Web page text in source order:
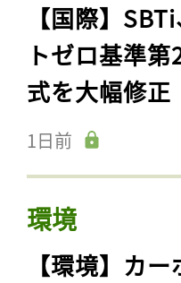
【国際】
トゼロ基準
式を大幅修正
1日前
環境
【環境】カ